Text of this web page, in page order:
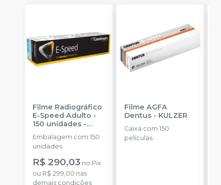
Filme Radiográfico
E-Speed Adulto -
150 unidades -
CARESTREAM
Embalagem com 150
unidades
R$ 290,03 no Pix
ou R$ 299,00 nas
demais condições
Filme AGFA
Dentus- KULZER
Caixa com 150
películas.